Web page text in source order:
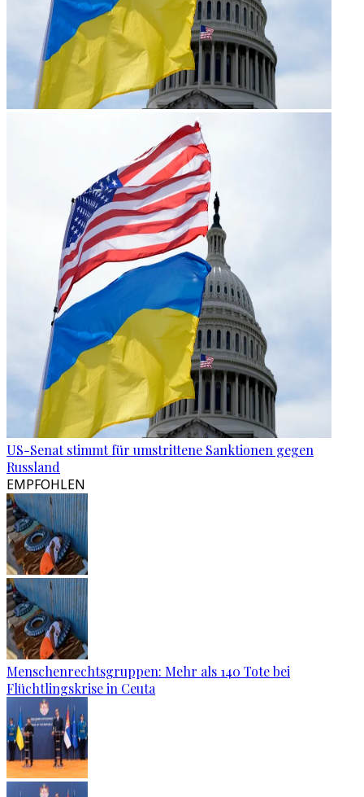
US-Senat stimmt für umstrittene Sanktionen gegen
Russland
EMPFOHLEN
Menschenrechtsgruppen: Mehr als 140 Tote bei
Flüchtlingskrise in Ceuta